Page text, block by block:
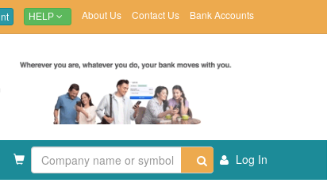
HELP About Us Contact Us Bank Accounts
Log In